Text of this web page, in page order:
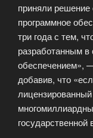
приняли решение
программное
три года с тем,
разработанным
обеспечением»,
добавив, что